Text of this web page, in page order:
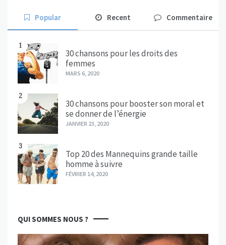
Popular Recent Commentaire
1
30 chansons pour les droits des
femmes
MARS 6, 2020
2
30 chansons pour booster son moral et
se donner de l’énergie
JANVIER 23, 2020
3
Top 20 des Mannequins grande taille
homme à suivre
FÉVRIER 14, 2020
QUI SOMMES NOUS ?